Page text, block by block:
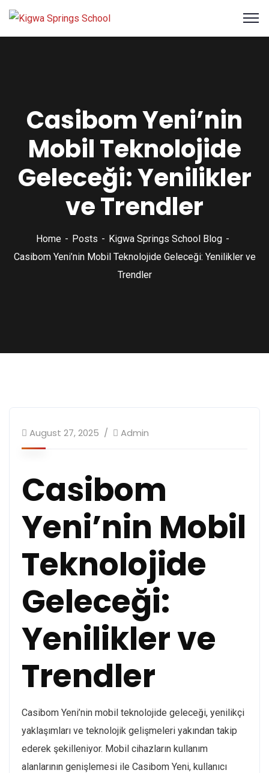
Casibom Yeni’nin
Mobil Teknolojide
Geleceği: Yenilikler
ve Trendler
Home Posts
Kigwa Springs School Blog
Casibom Yeni’nin Mobil Teknolojide Geleceği: Yenilikler ve
Trendler
August 27, 2025 Admin
Casibom
Yeni’nin Mobil
Teknolojide
Geleceği:
Yenilikler ve
Trendler
Casibom Yeni’nin mobil teknolojide geleceği, yenilikçi
yaklaşımları ve teknolojik gelişmeleri yakından takip
ederek şekilleniyor. Mobil cihazların kullanım
alanlarının genişlemesi ile Casibom Yeni, kullanıcı